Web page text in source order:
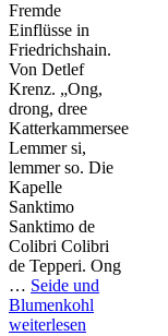
Fremde
Einflüsse in
Friedrichshain.
Von Detlef
Krenz. „Ong,
drong, dree
Katterkammersee
Lemmer si,
lemmer so. Die
Kapelle
Sanktimo
Sanktimo de
Colibri Colibri
de Tepperi. Ong
… Seide und
Blumenkohl
weiterlesen